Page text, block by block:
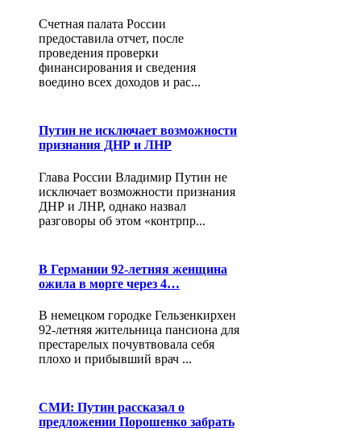
Счетная палата России
предоставила отчет, после
проведения проверки
финансирования и сведения
воедино всех доходов и рас...
Путин не исключает возможности
признания ДНР и ЛНР
Глава России Владимир Путин не
исключает возможности признания
ДНР и ЛНР, однако назвал
разговоры об этом «контрпр...
В Германии 92-летняя женщина
ожила в морге через 4…
В немецком городке Гельзенкирхен
92-летняя жительница пансиона для
престарелых почувтвовала себя
плохо и прибывший врач ...
СМИ: Путин рассказал о
предложении Порошенко забрать